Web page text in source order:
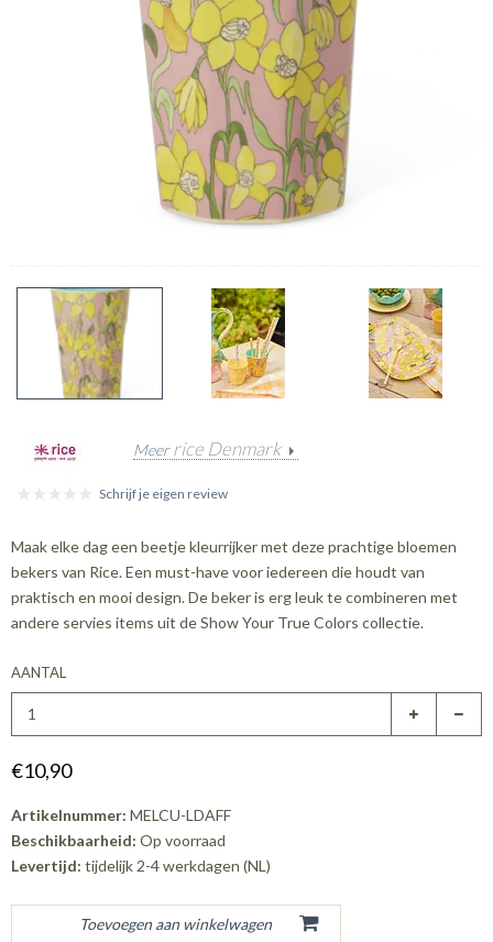
Meerrice Denmark
Schrijf je eigen review
Maak elke dag een beetje kleurrijker met deze prachtige bloemen
bekers van Rice. Een must-have voor iedereen die houdt van
praktisch en mooi design. De beker is erg leuk te combineren met
andere servies items uit de Show Your True Colors collectie.
AANTAL
€10,90
Artikelnummer: MELCU-LDAFF
Beschikbaarheid: Op voorraad
Levertijd: tijdelijk 2-4 werkdagen (NL)